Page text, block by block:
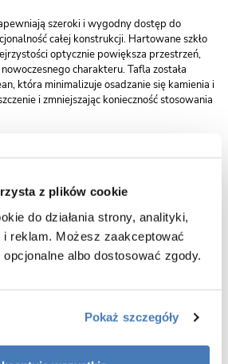
z plików cookie
do działania strony, analityki,
reklam. Możesz zaakceptować
albo dostosować zgody.
Pokaż szczegóły
szeroki i wygodny dostęp do
całej konstrukcji. Hartowane szkło
optycznie powiększa przestrzeń,
charakteru. Tafla została
która minimalizuje osadzanie się kamienia i
i zmniejszając konieczność stosowania
że kabina Atlas zachowuje swój
funkcjonalność i nowoczesny design w